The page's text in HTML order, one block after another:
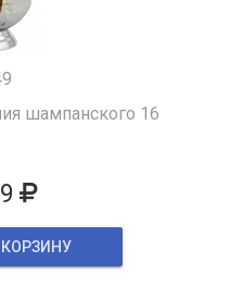
шампанского 16